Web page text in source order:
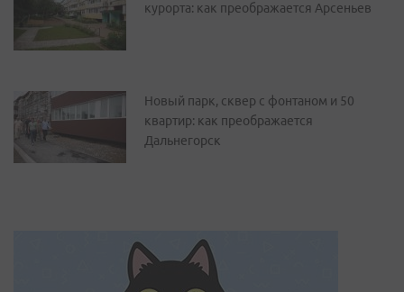
курорта: как преображается Арсеньев
Новый парк, сквер с фонтаном и 50
квартир: как преображается
Дальнегорск